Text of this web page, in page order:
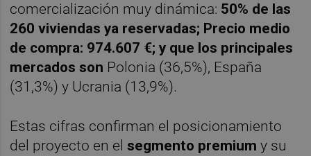
comercialización muy dinámica: 50% de las
260 viviendas ya reservadas; Precio medio
de compra: 974.607 €; y que los principales
mercados son Polonia (36,5%), España
(31,3%) y Ucrania (13,9%).
Estas cifras confirman el posicionamiento
del proyecto en elsegmento premium y su